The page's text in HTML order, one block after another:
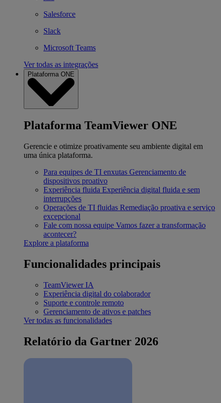
Salesforce
Slack
Microsoft Teams
Ver todas as integrações
Plataforma ONE
Plataforma TeamViewer ONE
Gerencie e otimize proativamente seu ambiente digital em
uma única plataforma.
Para equipes de TI enxutas Gerenciamento de
dispositivos proativo
Experiência fluida Experiência digital fluida e sem
interrupções
Operações de TI fluidas Remediação proativa e serviço
excepcional
Fale com nossa equipe Vamos fazer a transformação
acontecer?
Explore a plataforma
Funcionalidades principais
TeamViewer IA
Experiência digital do colaborador
Suporte e controle remoto
Gerenciamento de ativos e patches
Ver todas as funcionalidades
Relatório da Gartner 2026